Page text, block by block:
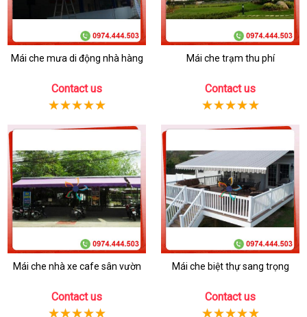
Mái che mưa di động nhà hàng
Contact us
Mái che trạm thu phí
Contact us
Mái che nhà xe cafe sân vườn
Contact us
Mái che biệt thự sang trọng
Contact us